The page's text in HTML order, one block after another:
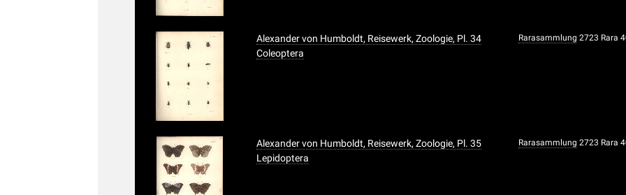
Alexander von Humboldt, Reisewerk, Zoologie, Pl. 34
Coleoptera
Rarasammlung 2723 Rara
Alexander von Humboldt, Reisewerk, Zoologie, Pl. 35
Lepidoptera
Rarasammlung 2723 Rara